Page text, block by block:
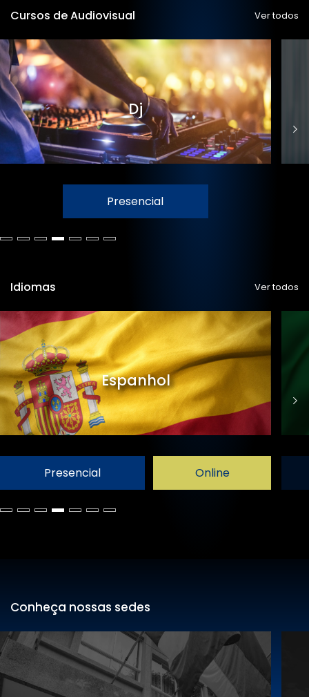
Cursos de Audiovisual Ver todos
Dj
Presencial
Idiomas Ver todos
Espanhol
Presencial Online
Conheça nossas sedes